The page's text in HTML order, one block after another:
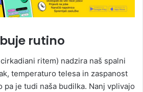
rutino
ritem) nadzira naš spalni
temperaturo telesa in zaspanost
pa je tudi naša budilka. Nanj vplivajo